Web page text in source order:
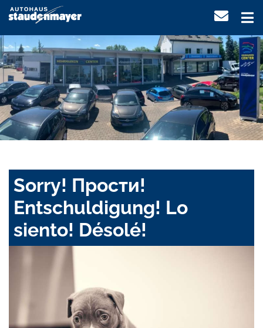
Sorry! Прости!
Entschuldigung! Lo
siento! Désolé!